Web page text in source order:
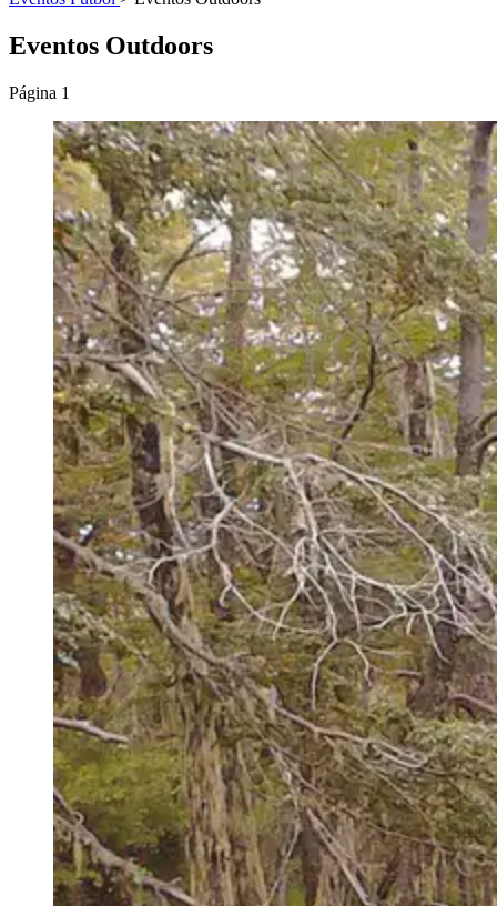
Eventos Outdoors
Página 1